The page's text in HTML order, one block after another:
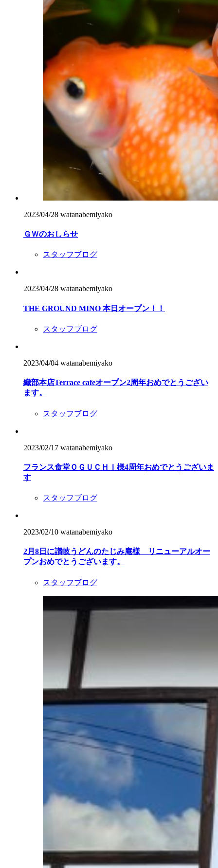
2023/04/28 watanabemiyako
ＧＷのおしらせ
スタッフブログ
2023/04/28 watanabemiyako
THE GROUND MINO 本日オープン！！
スタッフブログ
2023/04/04 watanabemiyako
織部本店Terrace cafeオープン2周年おめでとうござい
ます。
スタッフブログ
2023/02/17 watanabemiyako
フランス食堂ＯＧＵＣＨＩ様4周年おめでとうございま
す
スタッフブログ
2023/02/10 watanabemiyako
2月8日に讃岐うどんのたじみ庵様 リニューアルオー
プンおめでとうございます。
スタッフブログ